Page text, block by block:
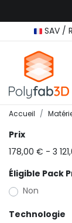
SAV /
Accueil
Prix
178,00 € - 3
Éligible Pack
Non
Technologie